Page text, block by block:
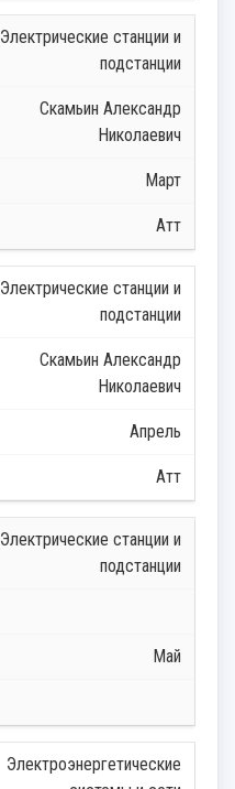
Электрические станции и
подстанции
Скамьин Александр
Николаевич
Март
Атт
Электрические станции и
подстанции
Скамьин Александр
Николаевич
Апрель
Атт
Электрические станции и
подстанции
Май
Электроэнергетические